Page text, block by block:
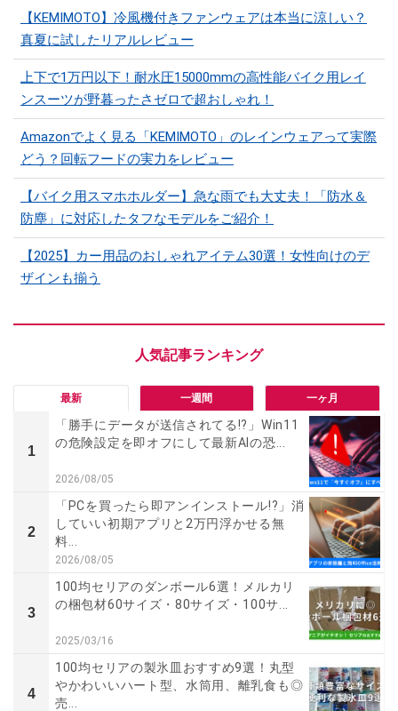
【KEMIMOTO】冷風機付きファンウェアは本当に涼しい？
真夏に試したリアルレビュー
上下で1万円以下！耐水圧15000mmの高性能バイク用レイ
ンスーツが野暮ったさゼロで超おしゃれ！
Amazonでよく見る「KEMIMOTO」のレインウェアって実際
どう？回転フードの実力をレビュー
【バイク用スマホホルダー】急な雨でも大丈夫！「防水＆
防塵」に対応したタフなモデルをご紹介！
【2025】カー用品のおしゃれアイテム30選！女性向けのデ
ザインも揃う
最新 一週間 一ヶ月
1
「勝手にデータが送信されてる!?」Win11
の危険設定を即オフにして最新AIの恐...
2026/08/05
2
「PCを買ったら即アンインストール!?」消
していい初期アプリと2万円浮かせる無
料...
2026/08/05
3
100均セリアのダンボール6選！メルカリ
の梱包材60サイズ・80サイズ・100サ...
2025/03/16
4
100均セリアの製氷皿おすすめ9選！丸型
やかわいいハート型、水筒用、離乳食も◎
売...